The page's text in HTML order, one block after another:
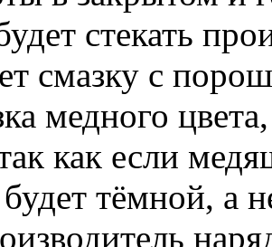
стекать
смазку с
медного
как если
тёмной, а